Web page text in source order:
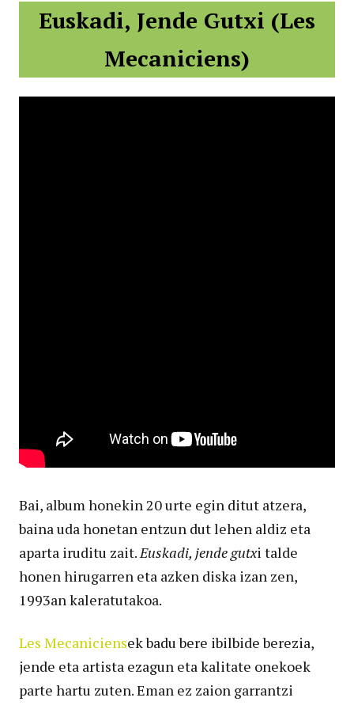
Euskadi, Jende Gutxi (Les
Mecaniciens)
Bai, album honekin 20 urte egin ditut atzera,
baina uda honetan entzun dut lehen aldiz eta
aparta iruditu zait.Euskadi, jende gutxi talde
honen hirugarren eta azken diska izan zen,
1993an kaleratutakoa.
Les Mecaniciensek badu bere ibilbide berezia,
jende eta artista ezagun eta kalitate onekoek
parte hartu zuten. Eman ez zaion garrantzi